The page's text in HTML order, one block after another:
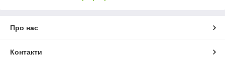
Про нас
Контакти